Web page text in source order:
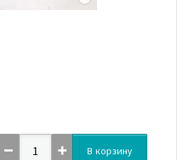
В корзину